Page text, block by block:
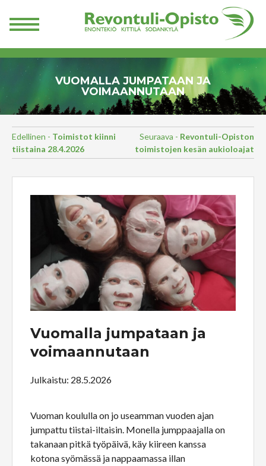
VUOMALLA JUMPATAAN JA
VOIMAANNUTAAN
Edellinen - Toimistot kiinni
tiistaina 28.4.2026
Seuraava - Revontuli-Opiston
toimistojen kesän aukioloajat
Vuomalla jumpataan ja
voimaannutaan
Julkaistu: 28.5.2026
Vuoman koululla on jo useamman vuoden ajan
jumpattu tiistai-iltaisin. Monella jumppaajalla on
takanaan pitkä työpäivä, käy kiireen kanssa
kotona syömässä ja nappaamassa illan